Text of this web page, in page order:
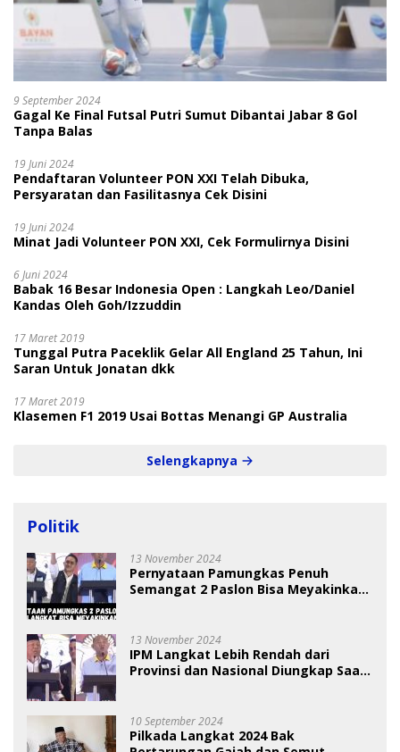
9 September 2024
Gagal Ke Final Futsal Putri Sumut Dibantai Jabar 8 Gol
Tanpa Balas
19 Juni 2024
Pendaftaran Volunteer PON XXI Telah Dibuka,
Persyaratan dan Fasilitasnya Cek Disini
19 Juni 2024
Minat Jadi Volunteer PON XXI, Cek Formulirnya Disini
6 Juni 2024
Babak 16 Besar Indonesia Open : Langkah Leo/Daniel
Kandas Oleh Goh/Izzuddin
17 Maret 2019
Tunggal Putra Paceklik Gelar All England 25 Tahun, Ini
Saran Untuk Jonatan dkk
17 Maret 2019
Klasemen F1 2019 Usai Bottas Menangi GP Australia
Selengkapnya
Politik
13 November 2024
Pernyataan Pamungkas Penuh
Semangat 2 Paslon Bisa Meyakinkan
13 November 2024
IPM Langkat Lebih Rendah dari
Provinsi dan Nasional Diungkap Saat
10 September 2024
Pilkada Langkat 2024 Bak